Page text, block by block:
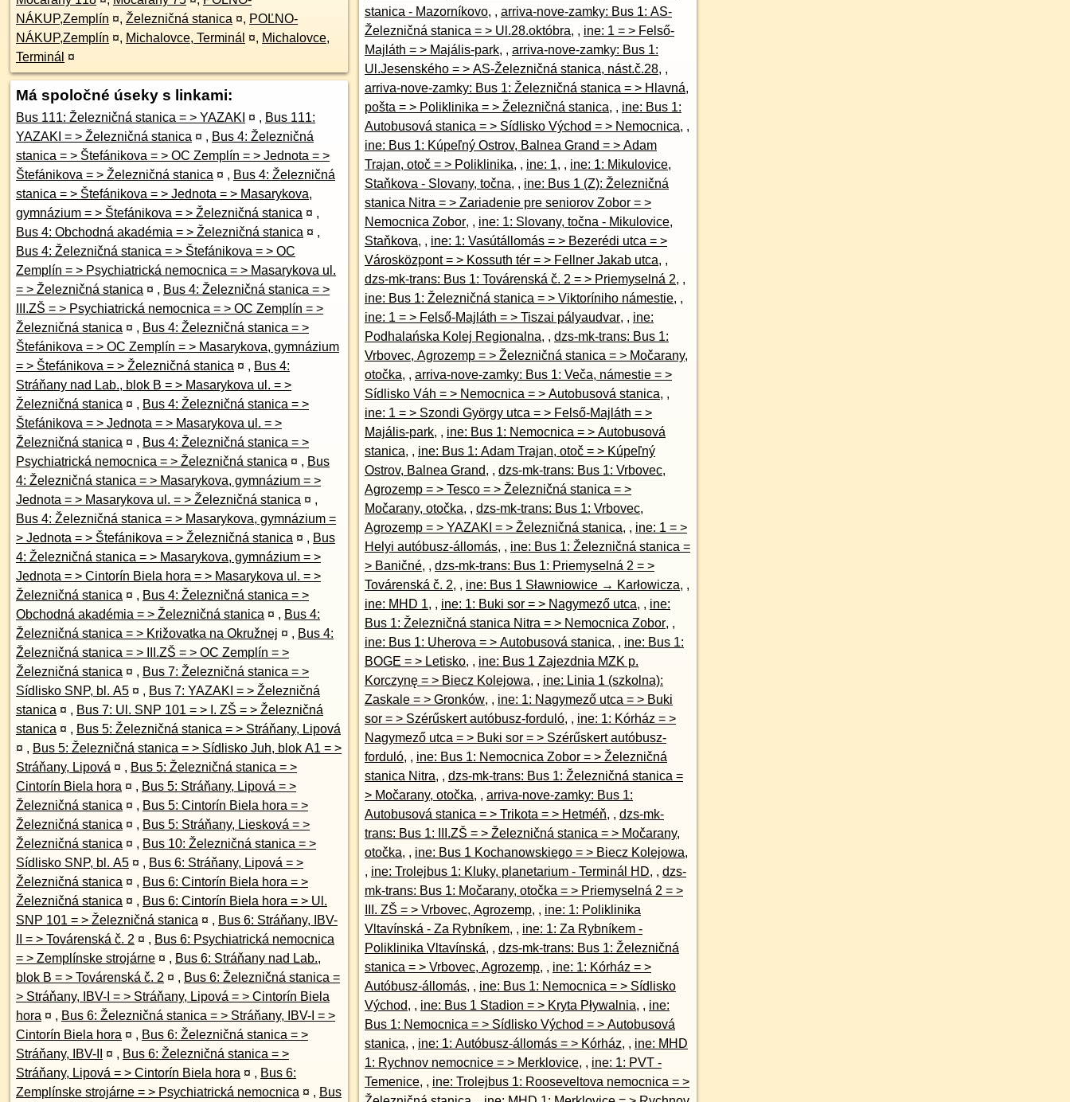
NÁKUP,Zemplín ¤, Železničná stanica ¤, POĽNO-
NÁKUP,Zemplín ¤, Michalovce, Terminál ¤, Michalovce,
Terminál ¤
Má spoločné úseky s linkami:
Bus 111: Železničná stanica = > YAZAKI ¤ , Bus 111:
YAZAKI = > Železničná stanica ¤ , Bus 4: Železničná
stanica = > Štefánikova = > OC Zemplín = > Jednota = >
Štefánikova = > Železničná stanica ¤ , Bus 4: Železničná
stanica = > Štefánikova = > Jednota = > Masarykova,
gymnázium = > Štefánikova = > Železničná stanica ¤ ,
Bus 4: Obchodná akadémia = > Železničná stanica ¤ ,
Bus 4: Železničná stanica = > Štefánikova = > OC
Zemplín = > Psychiatrická nemocnica = > Masarykova ul.
= > Železničná stanica ¤ , Bus 4: Železničná stanica = >
III.ZŠ = > Psychiatrická nemocnica = > OC Zemplín = >
Železničná stanica ¤ , Bus 4: Železničná stanica = >
Štefánikova = > OC Zemplín = > Masarykova, gymnázium
= > Štefánikova = > Železničná stanica ¤ , Bus 4:
Stráňany nad Lab., blok B = > Masarykova ul. = >
Železničná stanica ¤ , Bus 4: Železničná stanica = >
Štefánikova = > Jednota = > Masarykova ul. = >
Železničná stanica ¤ , Bus 4: Železničná stanica = >
Psychiatrická nemocnica = > Železničná stanica ¤ , Bus
4: Železničná stanica = > Masarykova, gymnázium = >
Jednota = > Masarykova ul. = > Železničná stanica ¤ ,
Bus 4: Železničná stanica = > Masarykova, gymnázium =
> Jednota = > Štefánikova = > Železničná stanica ¤ , Bus
4: Železničná stanica = > Masarykova, gymnázium = >
Jednota = > Cintorín Biela hora = > Masarykova ul. = >
Železničná stanica ¤ , Bus 4: Železničná stanica = >
Obchodná akadémia = > Železničná stanica ¤ , Bus 4:
Železničná stanica = > Križovatka na Okružnej ¤ , Bus 4:
Železničná stanica = > III.ZŠ = > OC Zemplín = >
Železničná stanica ¤ , Bus 7: Železničná stanica = >
Sídlisko SNP, bl. A5 ¤ , Bus 7: YAZAKI = > Železničná
stanica ¤ , Bus 7: Ul. SNP 101 = > I. ZŠ = > Železničná
stanica ¤ ,
Bus 5: Železničná stanica = > Stráňany, Lipová
¤ , Bus 5: Železničná stanica = > Sídlisko Juh, blok A1 = >
Stráňany, Lipová ¤ , Bus 5: Železničná stanica = >
Cintorín Biela hora ¤ , Bus 5: Stráňany, Lipová = >
Železničná stanica ¤ , Bus 5: Cintorín Biela hora = >
Železničná stanica ¤ , Bus 5: Stráňany, Liesková = >
Železničná stanica ¤ , Bus 10: Železničná stanica = >
Sídlisko SNP, bl. A5 ¤ , Bus 6: Stráňany, Lipová = >
Železničná stanica ¤ , Bus 6: Cintorín Biela hora = >
Železničná stanica ¤ , Bus 6: Cintorín Biela hora = > Ul.
SNP 101 = > Železničná stanica ¤ , Bus 6: Stráňany, IBV-
II = > Továrenská č. 2 ¤ , Bus 6: Psychiatrická nemocnica
= > Zemplínske strojárne ¤ , Bus 6: Stráňany nad Lab.,
blok B = > Továrenská č. 2 ¤ , Bus 6: Železničná stanica =
> Stráňany, IBV-I = > Stráňany, Lipová = > Cintorín Biela
hora ¤ , Bus 6: Železničná stanica = > Stráňany, IBV-I = >
Cintorín Biela hora ¤ , Bus 6: Železničná stanica = >
Stráňany, IBV-II
¤ , Bus 6: Železničná stanica = >
Stráňany, Lipová = > Cintorín Biela hora ¤ , Bus 6:
Zemplínske strojárne = > Psychiatrická nemocnica ¤ , Bus
stanica - Mazorníkovo, , arriva-nove-zamky: Bus 1: AS-
Železničná stanica = > Ul.28.októbra, , ine: 1 = > Felső-
Majláth = > Majális-park, , arriva-nove-zamky: Bus 1:
Ul.Jesenského = > AS-Železničná stanica, nást.č.28, ,
arriva-nove-zamky: Bus 1: Železničná stanica = > Hlavná,
pošta = > Poliklinika = > Železničná stanica, , ine: Bus 1:
Autobusová stanica = > Sídlisko Východ = > Nemocnica, ,
ine: Bus 1: Kúpeľný Ostrov, Balnea Grand = > Adam
Trajan, otoč = > Poliklinika, , ine: 1, , ine: 1: Mikulovice,
Staňkova - Slovany, točna, , ine: Bus 1 (Z): Železničná
stanica Nitra = > Zariadenie pre seniorov Zobor = >
Nemocnica Zobor, , ine: 1: Slovany, točna - Mikulovice,
Staňkova, , ine: 1: Vasútállomás = > Bezerédi utca = >
Városközpont = > Kossuth tér = > Fellner Jakab utca, ,
dzs-mk-trans: Bus 1: Továrenská č. 2 = > Priemyselná 2, ,
ine: Bus 1: Železničná stanica = > Viktoríniho námestie, ,
ine: 1 = > Felső-Majláth = > Tiszai pályaudvar, , ine:
Podhalańska Kolej Regionalna, , dzs-mk-trans: Bus 1:
Vrbovec, Agrozemp = > Železničná stanica = > Močarany,
otočka, , arriva-nove-zamky: Bus 1: Veča, námestie = >
Sídlisko Váh = > Nemocnica = > Autobusová stanica, ,
ine: 1 = > Szondi György utca = > Felső-Majláth = >
Majális-park, , ine: Bus 1: Nemocnica = > Autobusová
stanica, , ine: Bus 1: Adam Trajan, otoč = > Kúpeľný
Ostrov, Balnea Grand, , dzs-mk-trans: Bus 1: Vrbovec,
Agrozemp = > Tesco = > Železničná stanica = >
Močarany, otočka, , dzs-mk-trans: Bus 1: Vrbovec,
Agrozemp = > YAZAKI = > Železničná stanica, , ine: 1 = >
Helyi autóbusz-állomás, , ine: Bus 1: Železničná stanica =
> Baničné, , dzs-mk-trans: Bus 1: Priemyselná 2 = >
Továrenská č. 2, , ine: Bus 1 Sławniowice → Karłowicza, ,
ine: MHD 1, , ine: 1: Buki sor = > Nagymező utca, , ine:
Bus 1: Železničná stanica Nitra = > Nemocnica Zobor, ,
ine: Bus 1: Uherova = > Autobusová stanica, , ine: Bus 1:
BOGE = > Letisko, , ine: Bus 1 Zajezdnia MZK p.
Korczynę = > Biecz Kolejowa, , ine: Linia 1 (szkolna):
Zaskale = > Gronków, , ine: 1: Nagymező utca = > Buki
sor = > Szérűskert autóbusz-forduló, , ine: 1: Kórház = >
Nagymező utca = > Buki sor = > Szérűskert autóbusz-
forduló, , ine: Bus 1: Nemocnica Zobor = > Železničná
stanica Nitra, , dzs-mk-trans: Bus 1: Železničná stanica =
> Močarany, otočka, , arriva-nove-zamky: Bus 1:
Autobusová stanica = > Trikota = > Hetméň, , dzs-mk-
trans: Bus 1: III.ZŠ = > Železničná stanica = > Močarany,
otočka, , ine: Bus 1 Kochanowskiego = > Biecz Kolejowa,
, ine: Trolejbus 1: Kluky, planetarium - Terminál HD, , dzs-
mk-trans: Bus 1: Močarany, otočka = > Priemyselná 2 = >
III. ZŠ = > Vrbovec, Agrozemp, , ine: 1: Poliklinika
Vltavínská - Za Rybníkem, , ine: 1: Za Rybníkem -
Poliklinika Vltavínská, , dzs-mk-trans: Bus 1: Železničná
stanica = > Vrbovec, Agrozemp, , ine: 1: Kórház = >
Autóbusz-állomás, , ine: Bus 1: Nemocnica = > Sídlisko
Východ, , ine: Bus 1 Stadion = > Kryta Pływalnia, , ine:
Bus 1: Nemocnica = > Sídlisko Východ = > Autobusová
stanica, , ine: 1: Autóbusz-állomás = > Kórház, , ine: MHD
1: Rychnov nemocnice = > Merklovice, , ine: 1: PVT -
Temenice, , ine: Trolejbus 1: Rooseveltova nemocnica = >